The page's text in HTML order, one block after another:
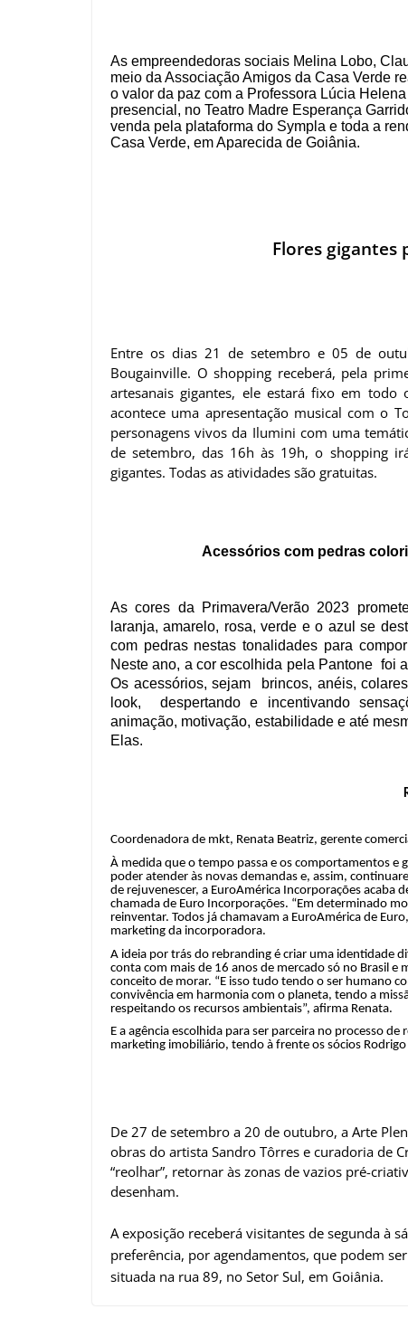
As empreendedoras sociais Melina Lobo,
meio da Associação Amigos da Casa Verde
o valor da paz com a Professora Lúcia
presencial, no Teatro Madre Esperança
venda pela plataforma do Sympla e toda a
Casa Verde, em Aparecida de Goiânia.
Flores gigantes
Entre os dias 21 de setembro e 05 de
Bougainville. O shopping receberá, pela
artesanais gigantes, ele estará fixo em
acontece uma apresentação musical com o
personagens vivos da Ilumini com uma
de setembro, das 16h às 19h, o shopping
gigantes. Todas as atividades são gratuitas.
Acessórios com pedras
As cores da Primavera/Verão 2023
laranja, amarelo, rosa, verde e o azul se
com pedras nestas tonalidades para
Neste ano, a cor escolhida pela Pantone  foi
Os acessórios, sejam  brincos, anéis,
look,  despertando e incentivando
animação, motivação, estabilidade e até
Elas.
Coordenadora de mkt, Renata Beatriz, gerente
À medida que o tempo passa e os comportamentos e
poder atender às novas demandas e, assim,
de rejuvenescer, a EuroAmérica Incorporações acaba
chamada de Euro Incorporações. “Em determinado
reinventar. Todos já chamavam a EuroAmérica de
marketing da incorporadora.
A ideia por trás do rebranding é criar uma identidade
conta com mais de 16 anos de mercado só no Brasil
conceito de morar. “E isso tudo tendo o ser humano
convivência em harmonia com o planeta, tendo a
respeitando os recursos ambientais”, afirma Renata.
E a agência escolhida para ser parceira no processo
marketing imobiliário, tendo à frente os sócios
De 27 de setembro a 20 de outubro, a Arte
obras do artista Sandro Tôrres e curadoria de
“reolhar”, retornar às zonas de vazios pré-
desenham.
A exposição receberá visitantes de segunda à
preferência, por agendamentos, que podem
situada na rua 89, no Setor Sul, em Goiânia.